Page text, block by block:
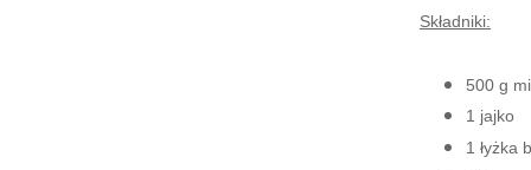
Składniki:
500 g
1 jajko
1 łyżka